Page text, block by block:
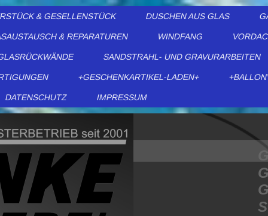
& GESELLENSTÜCK DUSCHEN AUS GLAS
& REPARATUREN WINDFANG
SANDSTRAHL- UND GRAVURARBEITEN
+GESCHENKARTIKEL-LADEN+
DATENSCHUTZ IMPRESSUM